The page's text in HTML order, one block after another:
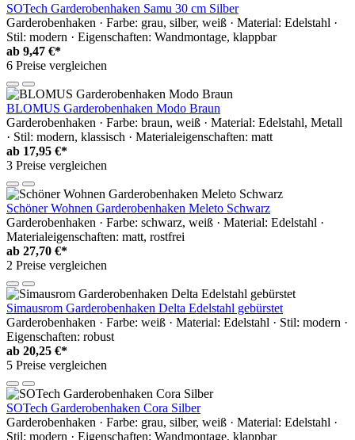
SOTech Garderobenhaken Samu 30 cm Silber
Garderobenhaken · Farbe: grau, silber, weiß · Material: Edelstahl ·
Stil: modern · Eigenschaften: Wandmontage, klappbar
ab 9,47 €*
6 Preise vergleichen
BLOMUS Garderobenhaken Modo Braun
Garderobenhaken · Farbe: braun, weiß · Material: Edelstahl, Metall
· Stil: modern, klassisch · Materialeigenschaften: matt
ab 17,95 €*
3 Preise vergleichen
Schöner Wohnen Garderobenhaken Meleto Schwarz
Garderobenhaken · Farbe: schwarz, weiß · Material: Edelstahl ·
Materialeigenschaften: matt, rostfrei
ab 27,70 €*
2 Preise vergleichen
Simausrom Garderobenhaken Delta Edelstahl gebürstet
Garderobenhaken · Farbe: weiß · Material: Edelstahl · Stil: modern ·
Eigenschaften: robust
ab 20,25 €*
5 Preise vergleichen
SOTech Garderobenhaken Cora Silber
Garderobenhaken · Farbe: grau, silber, weiß · Material: Edelstahl ·
Stil: modern · Eigenschaften: Wandmontage, klappbar